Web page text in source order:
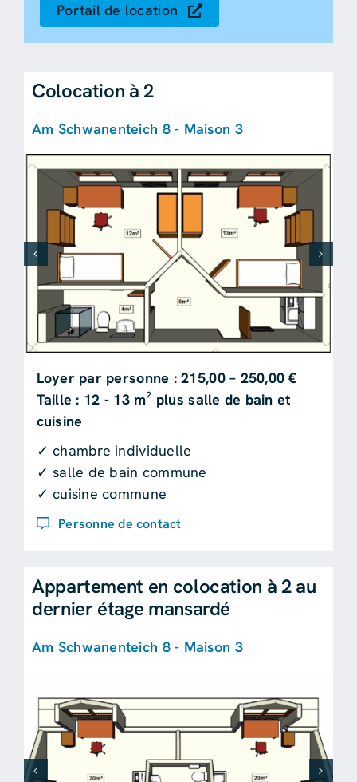
Portail de location
Colocation à 2
Am Schwanenteich 8 - Maison 3
Loyer par personne : 215,00 – 250,00 €
Taille : 12 - 13 m² plus salle de bain et
cuisine
✓ chambre individuelle
✓ salle de bain commune
✓ cuisine commune
Personne de contact
Appartement en colocation à 2 au
dernier étage mansardé
Am Schwanenteich 8 - Maison 3